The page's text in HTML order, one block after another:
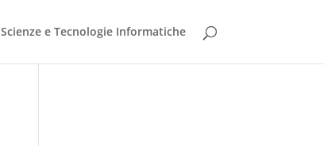
Scienze e Tecnologie Informatiche